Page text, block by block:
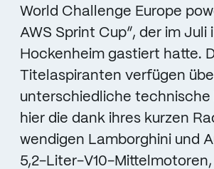
World Challenge Europe
AWS Sprint Cup“, der im Juli
Hockenheim gastiert hatte.
Titelaspiranten verfügen
unterschiedliche technische
hier die dank ihres kurzen
wendigen Lamborghini und
5,2-Liter-V10-Mittelmotoren,